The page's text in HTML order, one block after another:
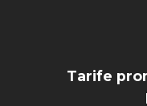
Tarife